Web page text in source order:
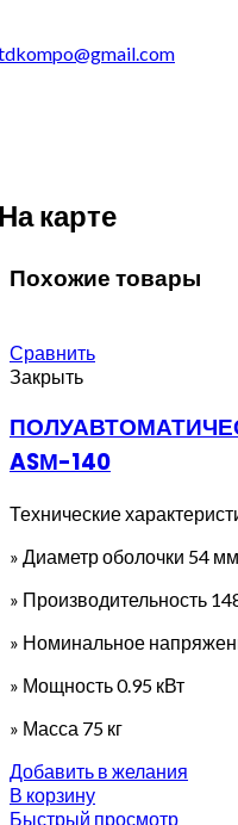
карте
Похожие товары
Сравнить
Закрыть
ASМ-140
Технические
» Диаметр оболочки 54 мм
» Производительность
» Номинальное
» Мощность 0.95 кВт
» Масса 75 кг
Добавить в желания
В корзину
Быстрый просмотр